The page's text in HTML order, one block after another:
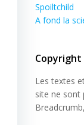
Spoiltchild
A fond la
Copyright
Les textes
site ne sont